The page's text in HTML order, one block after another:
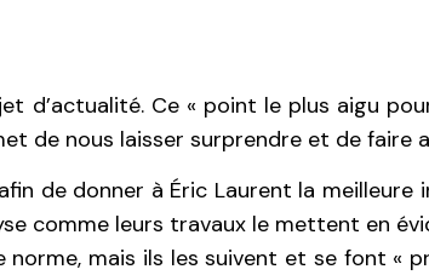
d’actualité. Ce « point le plus aigu
de nous laisser surprendre et de
de donner à Éric Laurent la
comme leurs travaux le mettent en
mais ils les suivent et se font «